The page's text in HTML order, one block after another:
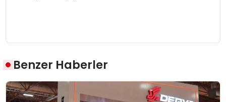
Benzer Haberler